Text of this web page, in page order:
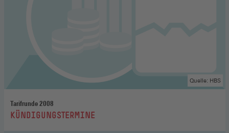
Tarifrunde 2008
:KÜNDIGUNGSTERMINE
Quelle: HBS